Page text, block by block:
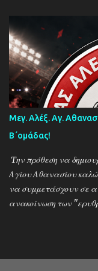
δυναμική των
απο τις προπονήσεις
''Ο'' που βρέθηκε στο
κάνουν οι κ.κ.
Χρόνης (τεχνικός
Βουτσινάς και Ηλίας
Μεγ. Αλέξ. Αγ.
Β΄ομάδας!
Tην πρόθεση να
Αγίου Αθανασίου
να συμμετάσχουν σε
ανακοίνωση των